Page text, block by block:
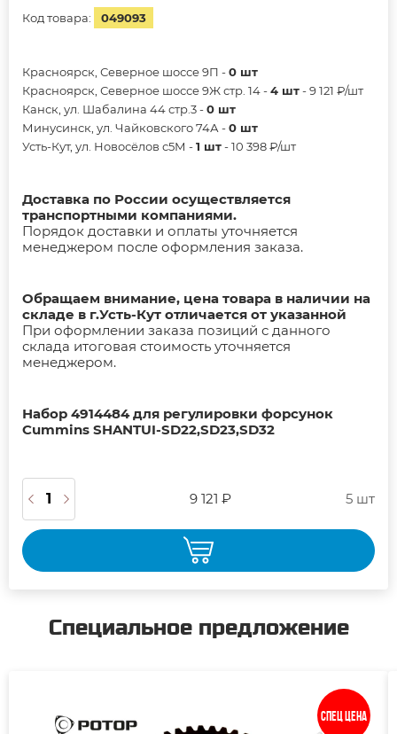
Код товара: 049093
Красноярск, Северное шоссе 9П -0 шт
Красноярск, Северное шоссе 9Ж стр. 14 -4 шт- 9 121 ₽/шт
Канск, ул. Шабалина 44 стр.3 -0 шт
Минусинск, ул. Чайковского 74А -0 шт
Усть-Кут, ул. Новосёлов с5М -1 шт- 10 398 ₽/шт
Доставка по России осуществляется
транспортными компаниями.
Порядок доставки и оплаты уточняется
менеджером после оформления заказа.
Обращаем внимание, цена товара в наличии на
складе в г.Усть-Кут отличается от указанной
При оформлении заказа позиций с данного
склада итоговая стоимость уточняется
менеджером.
Набор 4914484 для регулировки форсунок
Cummins SHANTUI-SD22,SD23,SD32
9 121 ₽ 5 шт
Специальное предложение
Спец цена